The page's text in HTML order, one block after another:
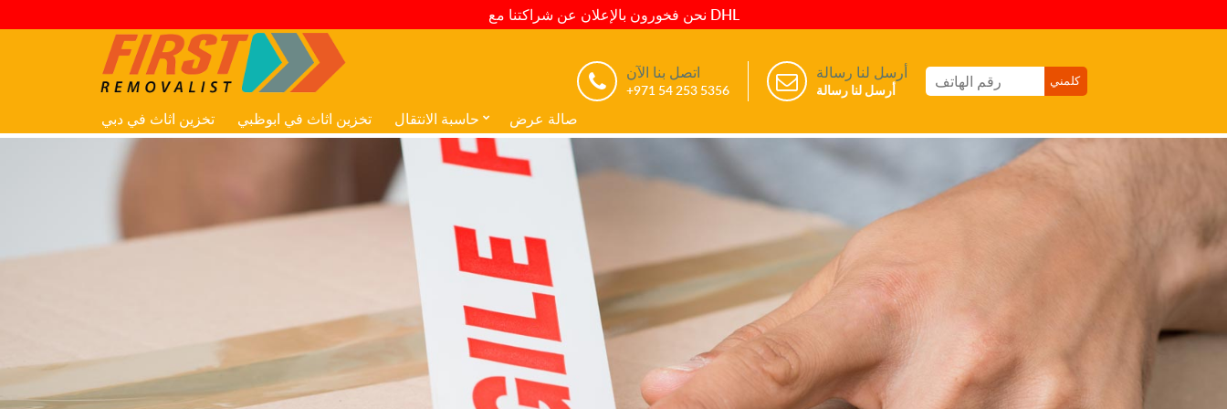
نحن فخورون بالإعلان عن شراكتنا مع DHL
اتصل بنا الآن
+971 54 253 5356
أرسل لنا رسالة
أرسل لنا رسالة
صالة عرض حاسبة الانتقال تخزين اثاث في ابوظبي تخزين اثاث في دبي